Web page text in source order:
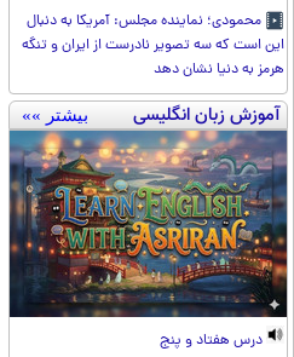
محمودی؛ نماینده مجلس: آمریکا به دنبال
این است که سه تصویر نادرست از ایران و تنگه
هرمز به دنیا نشان دهد
آموزش زبان انگلیسی بیشتر »»
درس هفتاد و پنج